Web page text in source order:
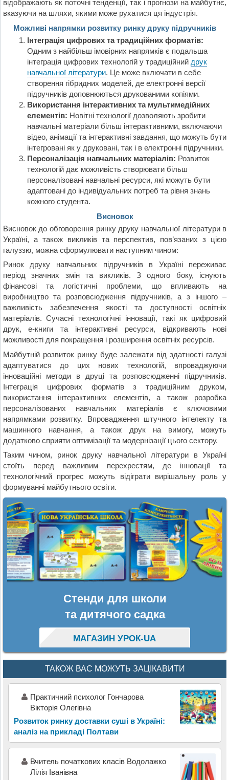
відображають як поточні тенденції, так і прогнози на майбутнє,
вказуючи на шляхи, якими може рухатися ця індустрія.
Можливі напрямки розвитку ринку друку підручників
Інтеграція цифрових та традиційних форматів:
Одним з найбільш імовірних напрямків є подальша
інтеграція цифрових технологій у традиційний друк
навчальної літератури. Це може включати в себе
створення гібридних моделей, де електронні версії
підручників доповнюються друкованими копіями.
Використання інтерактивних та мультимедійних
елементів: Новітні технології дозволяють зробити
навчальні матеріали більш інтерактивними, включаючи
відео, анімації та інтерактивні завдання, що можуть бути
інтегровані як у друковані, так і в електронні підручники.
Персоналізація навчальних матеріалів: Розвиток
технологій дає можливість створювати більш
персоналізовані навчальні ресурси, які можуть бути
адаптовані до індивідуальних потреб та рівня знань
кожного студента.
Висновок
Висновок до обговорення ринку друку навчальної літератури в
Україні, а також викликів та перспектив, пов’язаних з цією
галуззю, можна сформулювати наступним чином:
Ринок друку навчальних підручників в Україні переживає
період значних змін та викликів. З одного боку, існують
фінансові та логістичні проблеми, що впливають на
виробництво та розповсюдження підручників, а з іншого –
важливість забезпечення якості та доступності освітніх
матеріалів. Сучасні технологічні інновації, такі як цифровий
друк, е-книги та інтерактивні ресурси, відкривають нові
можливості для покращення і розширення освітніх ресурсів.
Майбутній розвиток ринку буде залежати від здатності галузі
адаптуватися до цих нових технологій, впроваджуючи
інноваційні методи в друці та розповсюдженні підручників.
Інтеграція цифрових форматів з традиційним друком,
використання інтерактивних елементів, а також розробка
персоналізованих навчальних матеріалів є ключовими
напрямками розвитку. Впровадження штучного інтелекту та
машинного навчання, а також друк на вимогу, можуть
додатково сприяти оптимізації та модернізації цього сектору.
Таким чином, ринок друку навчальної літератури в Україні
стоїть перед важливим перехрестям, де інновації та
технологічний прогрес можуть відіграти вирішальну роль у
формуванні майбутнього освіти.
Стенди для школи
та дитячого садка
МАГАЗИН УРОК-UA
ТАКОЖ ВАС МОЖУТЬ ЗАЦІКАВИТИ
Практичний психолог Гончарова
Вікторія Олегівна
Розвиток ринку доставки суші в Україні:
аналіз на прикладі Полтави
Вчитель початкових класів Водолажко
Лілія Іванівна